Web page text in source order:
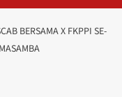
BERSAMA X FKPPI SE-